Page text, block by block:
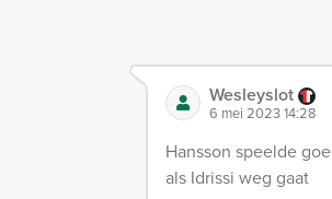
Wesleyslot
6 mei 2023 14:28
Hansson speelde
als Idrissi weg gaat